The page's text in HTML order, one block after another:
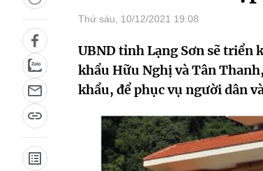
Thứ sáu, 10/12/2021 19:08
UBND tỉnh Lạng Sơn sẽ triển
khẩu Hữu Nghị và Tân
khẩu, để phục vụ người dân